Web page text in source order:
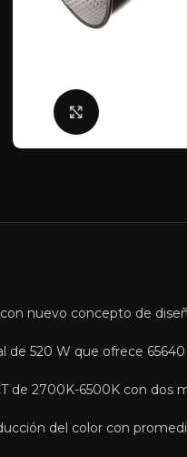
Click para
nuevo concepto de
de 520 W que ofrece
de 2700K-6500K con dos
del color con